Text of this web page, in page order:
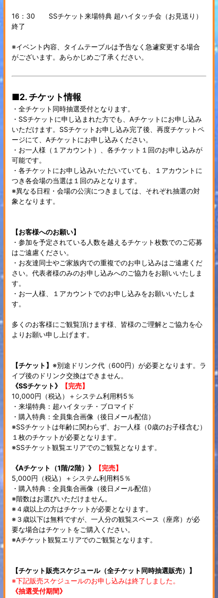
16：30 SSチケット来場特典 超ハイタッチ会（お見送り）
終了
※イベント内容、タイムテーブルは予告なく急遽変更する場合
がございます。あらかじめご了承ください。
■2. チケット情報
・全チケット同時抽選受付となります。
・SSチケットに申し込まれた方でも、Aチケットにお申し込み
いただけます。SSチケットお申し込み完了後、再度チケットペ
ージにて、Aチケットにお申し込みください。
・お一人様（１アカウント）、各チケット１回のお申し込みが
可能です。
・各チケットにお申し込みいただいていても、１アカウントに
つき各会場の当選は１回のみとなります。
※異なる日程・会場の公演につきましては、それぞれ抽選の対
象となります。
【お客様へのお願い】
・参加を予定されている人数を越えるチケット枚数でのご応募
はご遠慮ください。
・お友達同士やご家族内での重複でのお申し込みはご遠慮くだ
さい。代表者様のみのお申し込みへのご協力をお願いいたしま
す。
・お一人様、１アカウントでのお申し込みをお願いいたしま
す。
多くのお客様にご観覧頂けます様、皆様のご理解とご協力を心
よりお願い申し上げます。
【チケット】 ※別途ドリンク代（600円）が必要となります。ラ
イブ後のドリンク交換はできません。
《SSチケット》
【完売】
10,000円（税込）＋システム利用料5％
・来場特典：超ハイタッチ・ブロマイド
・購入特典：全員集合画像（後日メール配信）
※SSチケットは年齢に関わらず、お一人様（0歳のお子様含む）
１枚のチケットが必要となります。
※SSチケット観覧エリアでのご観覧となります。
《Aチケット（1階/2階）》
【完売】
5,000円（税込）＋システム利用料5％
・購入特典：全員集合画像（後日メール配信）
※階数はお選びいただけません。
※４歳以上の方はチケットが必要となります。
※３歳以下は無料ですが、一人分の観覧スペース（座席）が必
要な場合はチケットをご購入ください。
※Aチケット観覧エリアでのご観覧となります。
【チケット販売スケジュール（全チケット同時抽選販売）】
※下記販売スケジュールのお申し込みは終了しました。
《抽選受付期間》